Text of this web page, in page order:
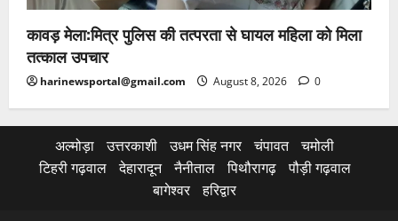
कावड़ मेला:मित्र पुलिस की तत्परता से घायल महिला को मिला
तत्काल उपचार
harinewsportal@gmail.com August 8, 2026 0
अल्मोड़ा उत्तरकाशी उधम सिंह नगर चंपावत
चमोली
टिहरी गढ़वाल
देहारादून नैनीताल पिथौरागढ़
पौड़ी गढ़वाल
बागेश्वर
हरिद्वार